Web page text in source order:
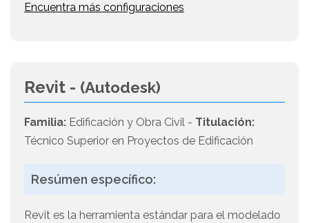
Encuentra más configuraciones
Revit - (Autodesk)
Familia: Edificación y Obra Civil - Titulación:
Técnico Superior en Proyectos de Edificación
Resúmen específico:
Revit es la herramienta estándar para el modelado